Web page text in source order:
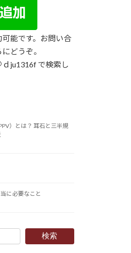
能です。お問い合
どうぞ。
ju1316f で検索し
）とは？ 耳石と三半規
に必要なこと
検索